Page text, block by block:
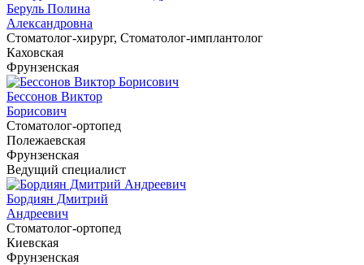
Беруль Полина
Александровна
Cтоматолог-хирург, Cтоматолог-имплантолог
Каховская
Фрунзенская
Бессонов Виктор
Борисович
Cтоматолог-ортопед
Полежаевская
Фрунзенская
Ведущий специалист
Бордиян Дмитрий
Андреевич
Cтоматолог-ортопед
Киевская
Фрунзенская